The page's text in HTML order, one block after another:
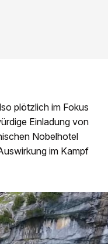
plötzlich im Fokus
Einladung von
Nobelhotel
im Kampf